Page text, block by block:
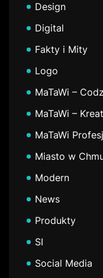
Design
Digital
Fakty i Mity
Logo
MaTaWi –
MaTaWi –
MaTaWi
Miasto w
Modern
News
Produkty
SI
Social Media